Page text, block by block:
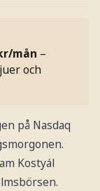
mån –
och
på Nasdaq
Kostyál